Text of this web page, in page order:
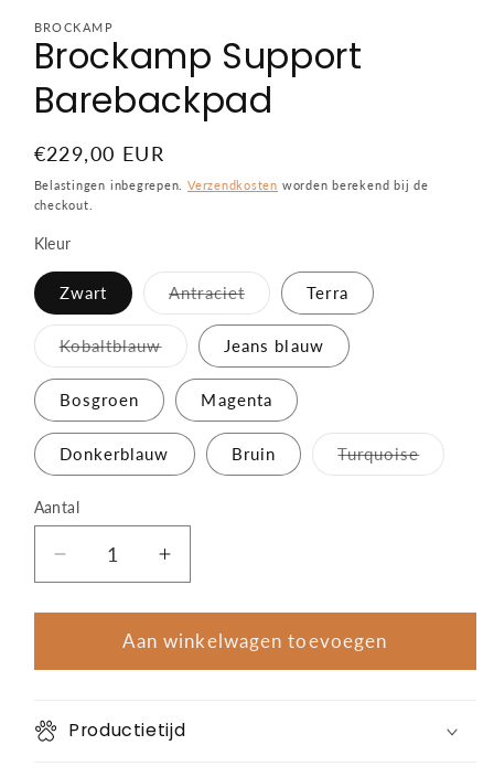
BROCKAMP
Brockamp Support
Barebackpad
Normale
prijs
€229,00 EUR
Belastingen inbegrepen. Verzendkosten worden berekend bij de
checkout.
Kleur
Zwart AntracietVariant
uitverkocht
of
niet
beschikbaar
Terra
KobaltblauwVariant
uitverkocht
niet
beschikbaar
Jeans blauw
Bosgroen Magenta
Donkerblauw Bruin TurquoiseVariant
Aantal
Aantal
Aantal
verlagen
voor
Brockamp
Support
Aantal
verhogen
voor
Brockamp
Support
Aan winkelwagen toevoegen
Productietijd